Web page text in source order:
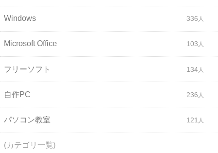
Windows 336
Microsoft Office 103
フリーソフト 134
自作PC 236
パソコン教室 121
(カテゴリ一覧)